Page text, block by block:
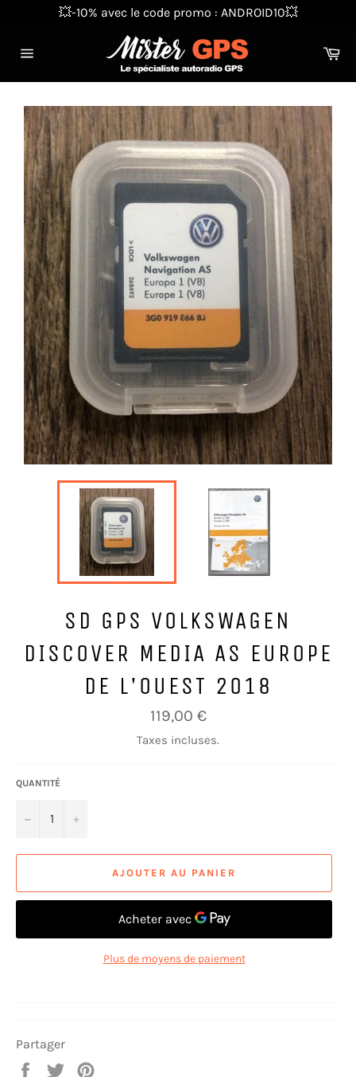
💥-10% avec le code promo : ANDROID10💥
SD GPS VOLKSWAGEN
DISCOVER MEDIA AS EUROPE
DE L'OUEST 2018
Prix
régulier
119,00 €
Taxes incluses.
QUANTITÉ
− +
AJOUTER AU PANIER
Plus de moyens de paiement
Partager
PartagerTweeter